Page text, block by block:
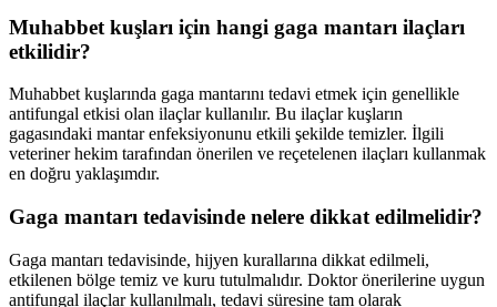
Muhabbet kuşları için hangi gaga mantarı ilaçları
etkilidir?
Muhabbet kuşlarında gaga mantarını tedavi etmek için genellikle
antifungal etkisi olan ilaçlar kullanılır. Bu ilaçlar kuşların
gagasındaki mantar enfeksiyonunu etkili şekilde temizler. İlgili
veteriner hekim tarafından önerilen ve reçetelenen ilaçları kullanmak
en doğru yaklaşımdır.
Gaga mantarı tedavisinde nelere dikkat edilmelidir?
Gaga mantarı tedavisinde, hijyen kurallarına dikkat edilmeli,
etkilenen bölge temiz ve kuru tutulmalıdır. Doktor önerilerine uygun
antifungal ilaçlar kullanılmalı, tedavi süresine tam olarak